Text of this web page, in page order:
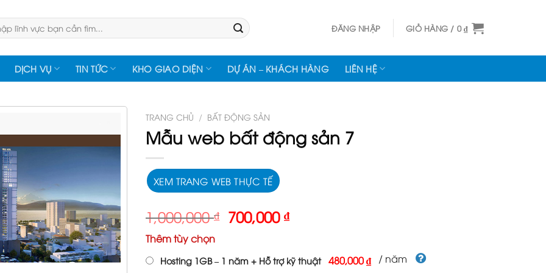
ĐĂNG NHẬP GIỎ HÀNG / 0₫
DỊCH VỤ TIN TỨC KHO GIAO DIỆN DỰ ÁN – KHÁCH HÀNG LIÊN HỆ
TRANG CHỦ / BẤT ĐỘNG SẢN
Mẫu web bất động sản 7
XEM TRANG WEB THỰC TẾ
1,000,000₫ Giá
gốc
1,000,000 ₫.
700,000₫Giá
là:
Thêm tùy chọn
Hosting 1GB – 1 năm + Hỗ trợ kỹ thuật 480,000 ₫ / năm